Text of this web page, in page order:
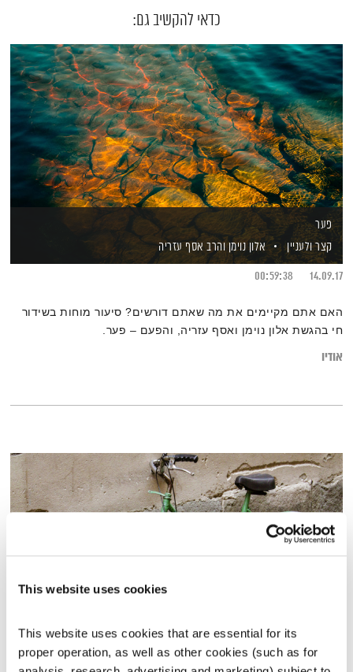
This website uses cookies
This website uses cookies that are essential for its
proper operation, as well as other cookies (such as for
כדאי להקשיב גם:
פער
קצר ולעניין
אלון נוימןוהרב אסף עזריה
14.09.17
00:59:38
האם אתם מקיימים את מה שאתם דורשים? סיעור מוחות בשידור
חי בהגשת אלון נוימן ואסף עזריה, והפעם – פער.
אודיו
בני בא – 1.5.23
בני בא
בני בשן